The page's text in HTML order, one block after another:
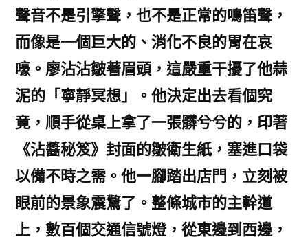
聲音不是引擎聲，也不是正常的鳴笛聲，
而像是一個巨大的、消化不良的胃在哀
嚎。廖沾沾皺著眉頭，這嚴重干擾了他蒜
泥的「寧靜冥想」。他決定出去看個究
竟，順手從桌上拿了一張髒兮兮的，印著
《沾醬秘笈》封面的皺衛生紙，塞進口袋
以備不時之需。他一腳踏出店門，立刻被
眼前的景象震驚了。整條城市的主幹道
上，數百個交通信號燈，從東邊到西邊，